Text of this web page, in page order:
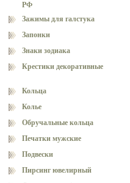
РФ
Зажимы для галстука
Запонки
Знаки зодиака
Крестики декоративные
Кольца
Колье
Обручальные кольца
Печатки мужские
Подвески
Пирсинг ювелирный